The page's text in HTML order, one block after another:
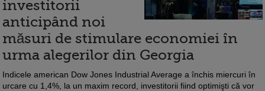
investitorii
anticipând noi
măsuri de stimulare economiei în
urma alegerilor din Georgia
Indicele american Dow Jones Industrial Average a închis miercuri în
urcare cu 1,4%, la un maxim record, investitorii fiind optimişti că vor